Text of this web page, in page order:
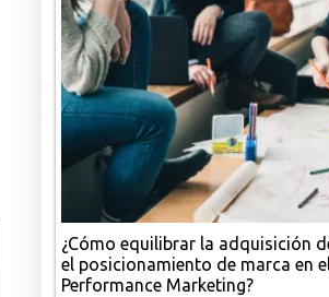
¿Cómo equilibrar la adquisición
el posicionamiento de marca en
Performance Marketing?